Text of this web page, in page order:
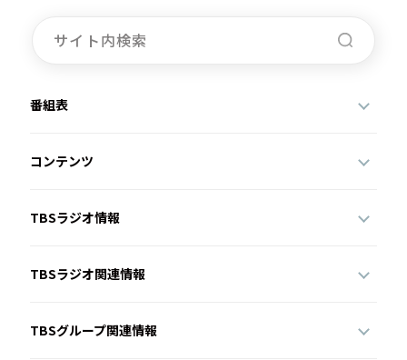
番組表
コンテンツ
TBSラジオ情報
TBSラジオ関連情報
TBSグループ関連情報